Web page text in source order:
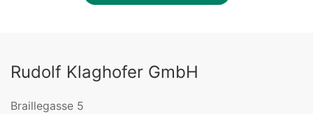
Rudolf Klaghofer GmbH
Braillegasse 5